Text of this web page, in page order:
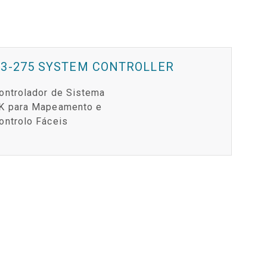
275 SYSTEM CONTROLLER
de Sistema
para Mapeamento e
Fáceis